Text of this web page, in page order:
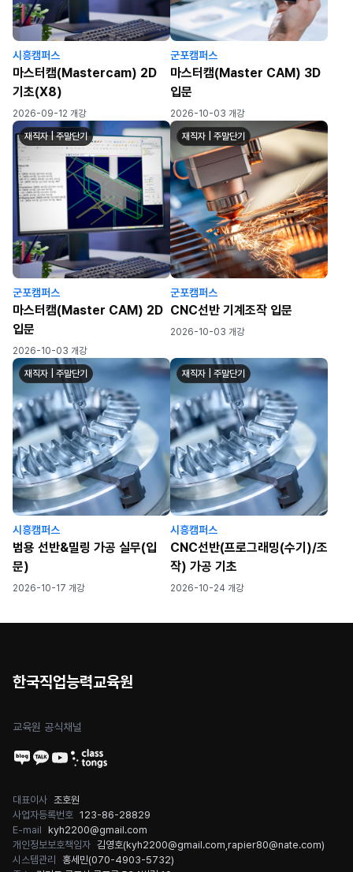
시흥캠퍼스
마스터캠(Mastercam) 2D
기초(X8)
2026-09-12 개강
군포캠퍼스
마스터캠(Master CAM) 3D
입문
2026-10-03 개강
재직자 | 주말단기
군포캠퍼스
마스터캠(Master CAM) 2D
입문
2026-10-03 개강
재직자 | 주말단기
군포캠퍼스
CNC선반 기계조작 입문
2026-10-03 개강
재직자 | 주말단기
시흥캠퍼스
범용 선반&밀링 가공 실무(입
문)
2026-10-17 개강
재직자 | 주말단기
시흥캠퍼스
CNC선반(프로그래밍(수기)/조
작) 가공 기초
2026-10-24 개강
한국직업능력교육원
교육원 공식채널
대표이사 조호원
사업자등록번호 123-86-28829
E-mail kyh2200@gmail.com
개인정보보호책임자 김영호(kyh2200@gmail.com rapier80@nate.com)
시스템관리
홍세민(070-4903-5732)